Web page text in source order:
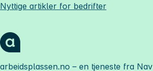
Nyttige artikler for bedrifter
arbeidsplassen.no – en tjeneste fra Nav